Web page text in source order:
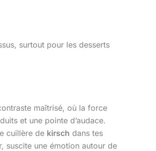
surtout pour les desserts
maîtrisé, où la force
et une pointe d’audace.
cuillère de kirsch dans tes
suscite une émotion autour de